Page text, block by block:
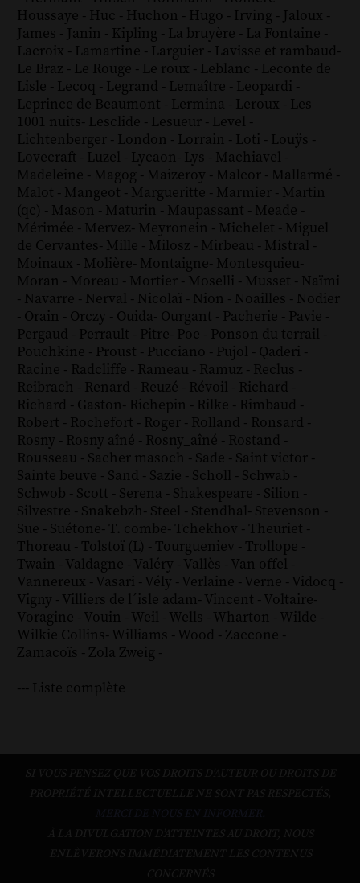
Houssaye - Huc - Huchon - Hugo - Irving - Jaloux -
James - Janin - Kipling - La bruyère - La Fontaine -
Lacroix - Lamartine - Larguier - Lavisse et rambaud-
Le Braz - Le Rouge - Le roux - Leblanc - Leconte de
Lisle - Lecoq - Legrand - Lemaître - Leopardi -
Leprince de Beaumont - Lermina - Leroux - Les
1001 nuits- Lesclide - Lesueur - Level -
Lichtenberger - London - Lorrain - Loti - Louÿs -
Lovecraft - Luzel - Lycaon- Lys - Machiavel -
Madeleine - Magog - Maizeroy - Malcor - Mallarmé -
Malot - Mangeot - Margueritte - Marmier - Martin
(qc) - Mason - Maturin - Maupassant - Meade -
Mérimée - Mervez- Meyronein - Michelet - Miguel
de Cervantes- Mille - Milosz - Mirbeau - Mistral -
Moinaux - Molière- Montaigne- Montesquieu-
Moran - Moreau - Mortier - Moselli - Musset - Naïmi
- Navarre - Nerval - Nicolaï - Nion - Noailles - Nodier
- Orain - Orczy - Ouida- Ourgant - Pacherie - Pavie -
Pergaud - Perrault - Pitre- Poe - Ponson du terrail -
Pouchkine - Proust - Pucciano - Pujol - Qaderi -
Racine - Radcliffe - Rameau - Ramuz - Reclus -
Reibrach - Renard - Reuzé - Révoil - Richard -
Richard - Gaston- Richepin - Rilke - Rimbaud -
Robert - Rochefort - Roger - Rolland - Ronsard -
Rosny - Rosny aîné - Rosny_aîné - Rostand -
Rousseau - Sacher masoch - Sade - Saint victor -
Sainte beuve - Sand - Sazie - Scholl - Schwab -
Schwob - Scott - Serena - Shakespeare - Silion -
Silvestre - Snakebzh- Steel - Stendhal- Stevenson -
Sue - Suétone- T. combe- Tchekhov - Theuriet -
Thoreau - Tolstoï (L) - Tourgueniev - Trollope -
Twain - Valdagne - Valéry - Vallès - Van offel -
Vannereux - Vasari - Vély - Verlaine - Verne - Vidocq -
Vigny - Villiers de l´isle adam- Vincent - Voltaire-
Voragine - Vouin - Weil - Wells - Wharton - Wilde -
Wilkie Collins- Williams - Wood - Zaccone -
Zamacoïs - Zola Zweig -
--- Liste complète